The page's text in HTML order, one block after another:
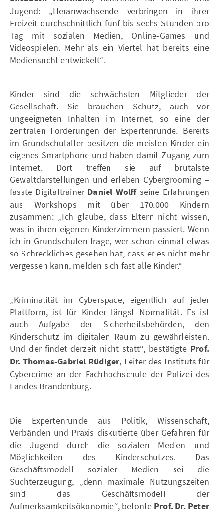
Jugend: „Heranwachsende verbringen in ihrer
Freizeit durchschnittlich fünf bis sechs Stunden pro
Tag mit sozialen Medien, Online-Games und
Videospielen. Mehr als ein Viertel hat bereits eine
Mediensucht entwickelt“.
Kinder sind die schwächsten Mitglieder der
Gesellschaft. Sie brauchen Schutz, auch vor
ungeeigneten Inhalten im Internet, so eine der
zentralen Forderungen der Expertenrunde. Bereits
im Grundschulalter besitzen die meisten Kinder ein
eigenes Smartphone und haben damit Zugang zum
Internet. Dort treffen sie auf brutalste
Gewaltdarstellungen und erleben Cybergrooming –
fasste Digitaltrainer Daniel Wolffseine Erfahrungen
aus Workshops mit über 170.000 Kindern
zusammen: „Ich glaube, dass Eltern nicht wissen,
was in ihren eigenen Kinderzimmern passiert. Wenn
ich in Grundschulen frage, wer schon einmal etwas
so Schreckliches gesehen hat, dass er es nicht mehr
vergessen kann, melden sich fast alle Kinder.“
„Kriminalität im Cyberspace, eigentlich auf jeder
Plattform, ist für Kinder längst Normalität. Es ist
auch Aufgabe der Sicherheitsbehörden, den
Kinderschutz im digitalen Raum zu gewährleisten.
Und der findet derzeit nicht statt“, bestätigte Prof.
Dr. Thomas-Gabriel Rüdiger, Leiter des Instituts für
Cybercrime an der Fachhochschule der Polizei des
Landes Brandenburg.
Die Expertenrunde aus Politik, Wissenschaft,
Verbänden und Praxis diskutierte über Gefahren für
die Jugend durch die sozialen Medien und
Möglichkeiten des Kinderschutzes. Das
Geschäftsmodell sozialer Medien sei die
Suchterzeugung, „denn maximale Nutzungszeiten
sind das Geschäftsmodell der
Aufmerksamkeitsökonomie“, betonte Prof. Dr. Peter